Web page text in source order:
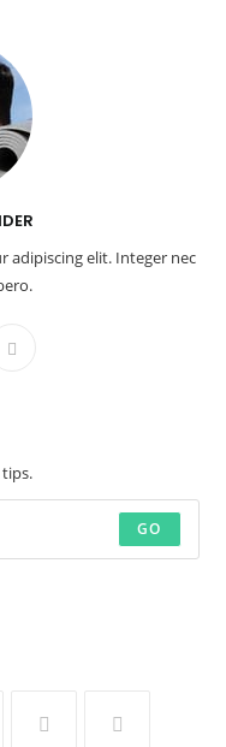
adipiscing elit. Integer nec
GO